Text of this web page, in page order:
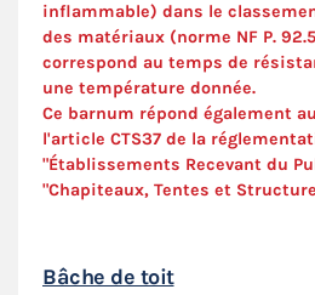
inflammable) dans le
des matériaux (norme NF P.
correspond au temps de
une température donnée.
Ce barnum répond également
l'article CTS37 de la
"Établissements Recevant du
"Chapiteaux, Tentes et
Bâche de toit